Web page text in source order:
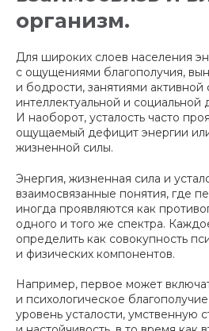
организм.
Для широких слоев населения
с ощущениями благополучия,
и бодрости, занятиями активной
интеллектуальной и социальной
И наоборот, усталость часто
ощущаемый дефицит энергии
жизненной силы.
Энергия, жизненная сила и
взаимосвязанные понятия, где
иногда проявляются как
одного и того же спектра.
определить как совокупность
и физических компонентов.
Например, первое может
и психологическое
уровень усталости, умственную